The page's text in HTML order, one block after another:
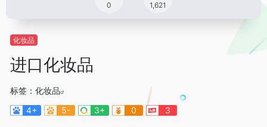
0 1,621
化妆品
进口化妆品
标签： 化妆品
4+
5- 3+ 0 3